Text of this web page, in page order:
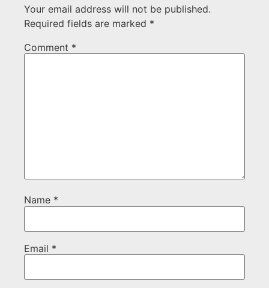
Your email address will not be published.
Required fields are marked *
Comment *
Name *
Email *